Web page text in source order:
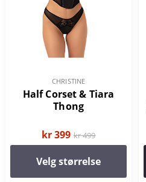
CHRISTINE
Half Corset & Tiara
Thong
kr 399 kr 499
Velg størrelse